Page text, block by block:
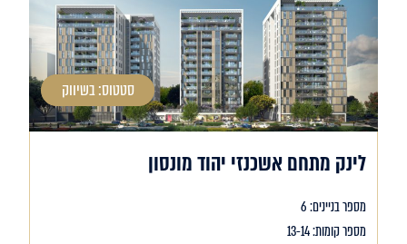
סטטוס: בשיווק
לינק מתחם אשכנזי יהוד מונסון
מספר בניינים: 6
מספר קומות: 13-14